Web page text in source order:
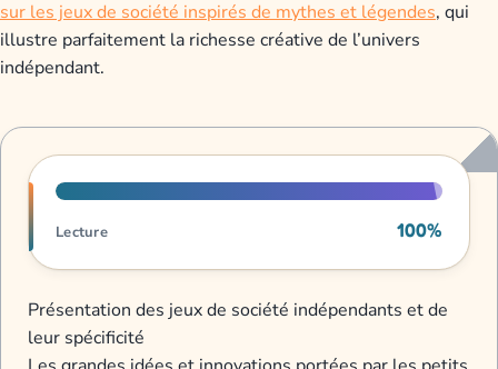
sur les jeux de société inspirés de mythes et légendes, qui
illustre parfaitement la richesse créative de l’univers
indépendant.
Progression de lecture
Lecture 100%
Présentation des jeux de société indépendants et de
leur spécificité